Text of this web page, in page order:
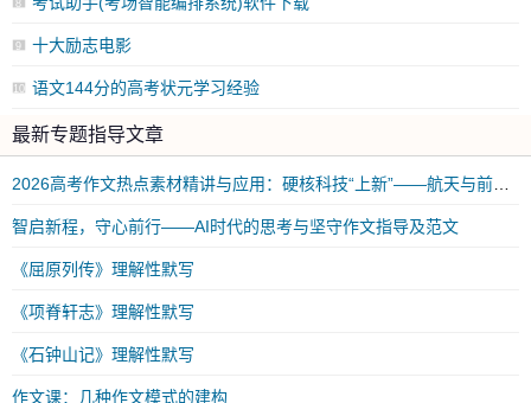
8
9 十大励志电影
10 语文144分的高考状元学习经验
最新专题指导文章
智启新程，守心前行——AI时代的思考与坚守作文指导及范文
《屈原列传》理解性默写
《项脊轩志》理解性默写
《石钟山记》理解性默写
作文课：几种作文模式的建构